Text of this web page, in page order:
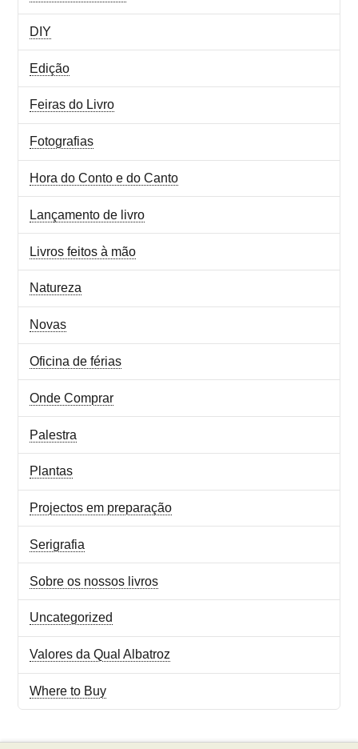
DIY
Edição
Feiras do Livro
Fotografias
Hora do Conto e do Canto
Lançamento de livro
Livros feitos à mão
Natureza
Novas
Oficina de férias
Onde Comprar
Palestra
Plantas
Projectos em preparação
Serigrafia
Sobre os nossos livros
Uncategorized
Valores da Qual Albatroz
Where to Buy